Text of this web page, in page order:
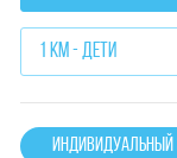
1 км - дети
Индивидуальный